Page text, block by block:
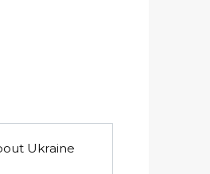
Ukraine